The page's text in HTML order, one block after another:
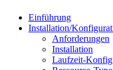
Einführung
Installation/
Anforderungen
Installation
Laufzeit-